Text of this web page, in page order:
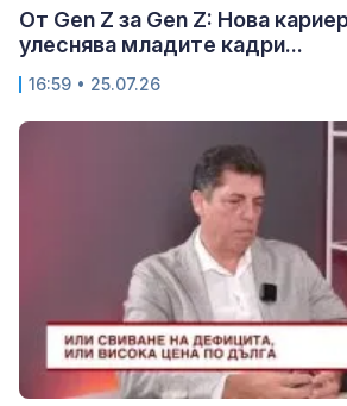
От Gen Z за Gen Z: Нова
улеснява младите кадри...
16:59 • 25.07.26